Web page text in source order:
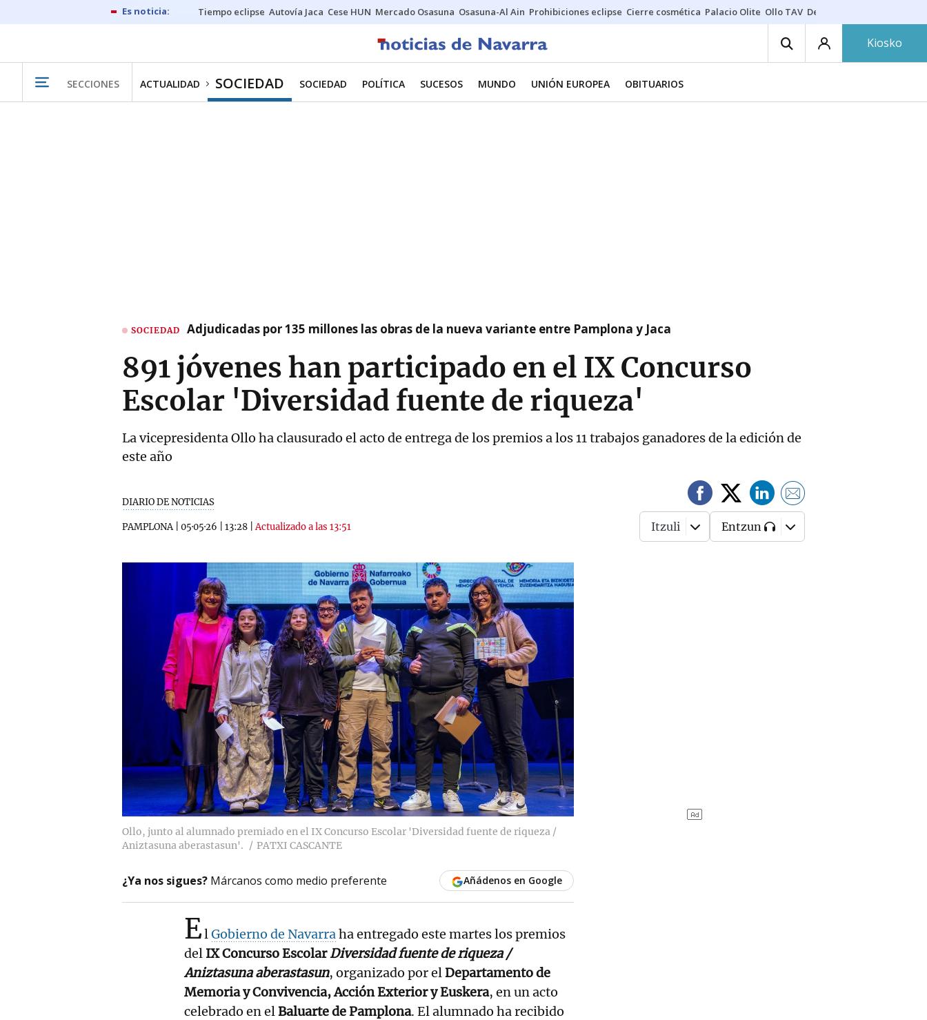
Tiempo eclipse Autovía Jaca Cese HUN Mercado Osasuna Osasuna-Al Ain Prohibiciones eclipse Cierre cosmética Palacio Olite Ollo TAV Derrama vecinos
Kiosko
SECCIONES ACTUALIDAD SOCIEDAD SOCIEDAD POLÍTICA SUCESOS MUNDO UNIÓN EUROPEA OBITUARIOS
SOCIEDAD Adjudicadas por 135 millones las obras de la nueva variante entre Pamplona y Jaca
891 jóvenes han participado en el IX Concurso
Escolar 'Diversidad fuente de riqueza'
La vicepresidenta Ollo ha clausurado el acto de entrega de los premios a los 11 trabajos ganadores de la edición de
este año
DIARIO DE NOTICIAS
PAMPLONA| 05·05·26 13:28 |Actualizado a las 13:51 Itzuli Entzun
Ollo, junto al alumnado premiado en el IX Concurso Escolar 'Diversidad fuente de riqueza /
Aniztasuna aberastasun'.
PATXI CASCANTE
¿Ya nos sigues? Márcanos como medio preferente Añádenos en Google
ElGobierno de Navarraha entregado este martes los premios
del IX Concurso EscolarDiversidad fuente de riqueza /
Aniztasuna aberastasun, organizado por elDepartamento de
Memoria y Convivencia, Acción Exterior y Euskera, en un acto
celebrado en elBaluarte de Pamplona. El alumnado ha recibido